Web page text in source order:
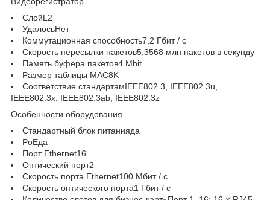
СлойL2
УдалосьНет
Коммутационная способность7,2 Гбит / с
Скорость пересылки пакетов5,3568 млн пакетов в секунду
Память буфера пакетов4 Mbit
Размер таблицы MAC8K
Соответствие стандартамIEEE802.3, IEEE802.3u,
IEEE802.3x, IEEE802.3ab, IEEE802.3z
Особенности оборудования
Стандартный блок питанияда
PoEда
Порт Ethernet16
Оптический порт2
Скорость порта Ethernet100 Мбит / с
Скорость оптического порта1 Гбит / с